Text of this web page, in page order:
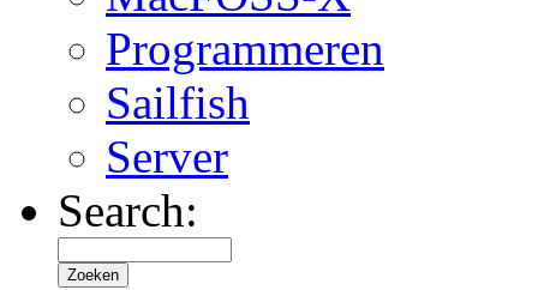
Programmeren
Sailfish
Server
Search: